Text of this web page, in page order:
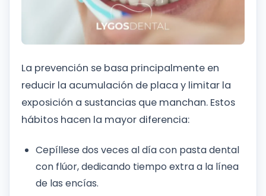
La prevención se basa principalmente en
reducir la acumulación de placa y limitar la
exposición a sustancias que manchan. Estos
hábitos hacen la mayor diferencia:
Cepíllese dos veces al día con pasta dental
con flúor, dedicando tiempo extra a la línea
de las encías.